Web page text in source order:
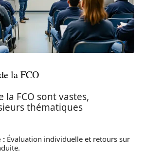
la FCO
la FCO sont vastes,
thématiques
: Évaluation individuelle et retours sur